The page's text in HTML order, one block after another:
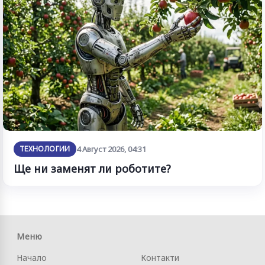
ТЕХНОЛОГИИ 4 Август 2026, 04:31
Ще ни заменят ли роботите?
Меню
Начало
Контакти